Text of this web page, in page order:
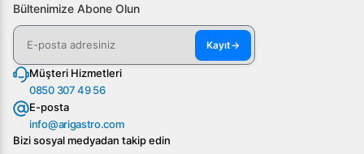
Bültenimize Abone Olun
Kayıt→
Müşteri Hizmetleri
0850 307 49 56
E-posta
info@arigastro.com
Bizi sosyal medyadan takip edin